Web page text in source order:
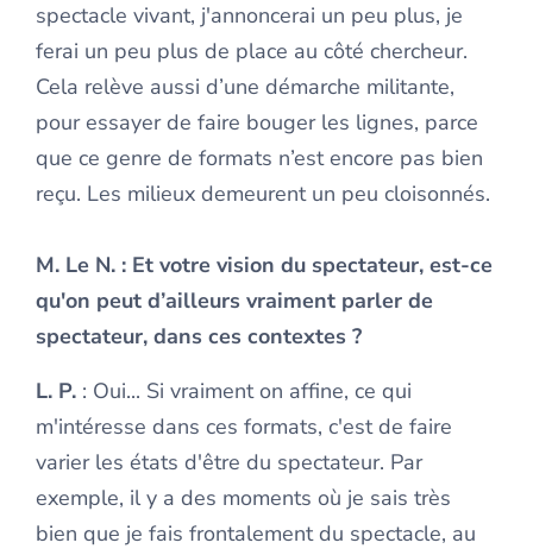
spectacle vivant, j'annoncerai un peu plus, je
ferai un peu plus de place au côté chercheur.
Cela relève aussi d’une démarche militante,
pour essayer de faire bouger les lignes, parce
que ce genre de formats n’est encore pas bien
reçu. Les milieux demeurent un peu cloisonnés.
M. Le N. : Et votre vision du spectateur, est-ce
qu'on peut d’ailleurs vraiment parler de
spectateur, dans ces contextes ?
L. P. : Oui... Si vraiment on affine, ce qui
m'intéresse dans ces formats, c'est de faire
varier les états d'être du spectateur. Par
exemple, il y a des moments où je sais très
bien que je fais frontalement du spectacle, au